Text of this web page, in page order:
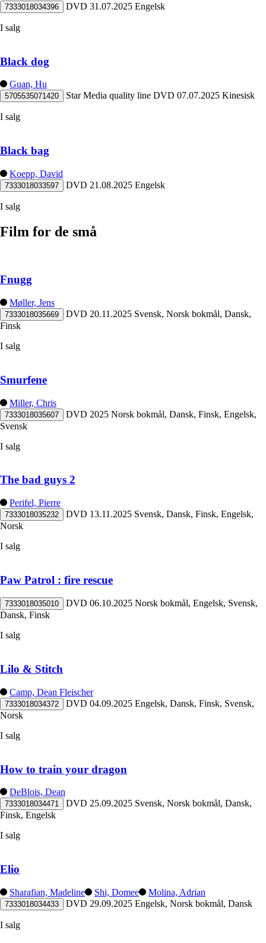
7333018034396 DVD 31.07.2025 Engelsk
I salg
Black dog
Guan, Hu
5705535071420 Star Media quality line DVD 07.07.2025 Kinesisk
I salg
Black bag
Koepp, David
7333018033597 DVD 21.08.2025 Engelsk
I salg
Film for de små
Fnugg
Møller, Jens
7333018035669 DVD 20.11.2025 Svensk, Norsk bokmål, Dansk,
Finsk
I salg
Smurfene
Miller, Chris
7333018035607 DVD 2025 Norsk bokmål, Dansk, Finsk, Engelsk,
Svensk
I salg
The bad guys 2
Perifel, Pierre
7333018035232 DVD 13.11.2025 Svensk, Dansk, Finsk, Engelsk,
Norsk
I salg
Paw Patrol : fire rescue
7333018035010 DVD 06.10.2025 Norsk bokmål, Engelsk, Svensk,
Dansk, Finsk
I salg
Lilo & Stitch
Camp, Dean Fleischer
7333018034372 DVD 04.09.2025 Engelsk, Dansk, Finsk, Svensk,
Norsk
I salg
How to train your dragon
DeBlois, Dean
7333018034471 DVD 25.09.2025 Svensk, Norsk bokmål, Dansk,
Finsk, Engelsk
I salg
Elio
Sharafian, Madeline Shi, Domee Molina, Adrian
7333018034433 DVD 29.09.2025 Engelsk, Norsk bokmål, Dansk
I salg